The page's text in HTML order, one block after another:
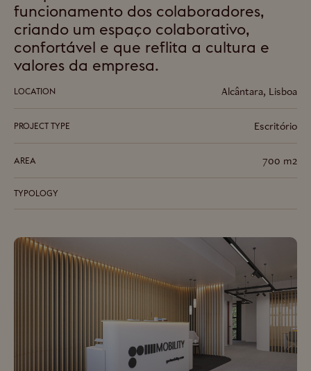
funcionamento dos colaboradores,
criando um espaço colaborativo,
confortável e que reflita a cultura e
valores da empresa.
LOCATION Alcântara, Lisboa
PROJECT TYPE Escritório
AREA 700 m2
TYPOLOGY